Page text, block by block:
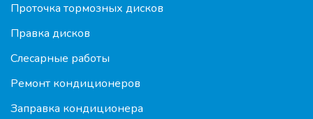
Проточка тормозных дисков
Правка дисков
Слесарные работы
Ремонт кондиционеров
Заправка кондиционера